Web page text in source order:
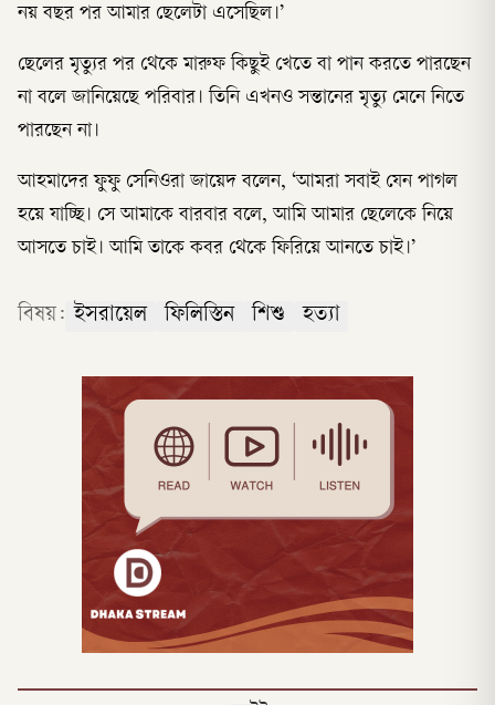
নয় বছর পর আমার ছেলেটা এসেছিল।’
ছেলের মৃত্যুর পর থেকে মারুফ কিছুই খেতে বা পান করতে পারছেন
না বলে জানিয়েছে পরিবার। তিনি এখনও সন্তানের মৃত্যু মেনে নিতে
পারছেন না।
আহমাদের ফুফু সেনিওরা জায়েদ বলেন, ‘আমরা সবাই যেন পাগল
হয়ে যাচ্ছি। সে আমাকে বারবার বলে, আমি আমার ছেলেকে নিয়ে
আসতে চাই। আমি তাকে কবর থেকে ফিরিয়ে আনতে চাই।’
বিষয়: ইসরায়েল ফিলিস্তিন শিশু হত্যা